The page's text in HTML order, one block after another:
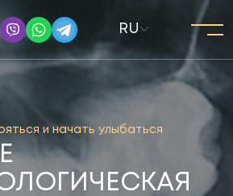
RU
и начать улыбаться